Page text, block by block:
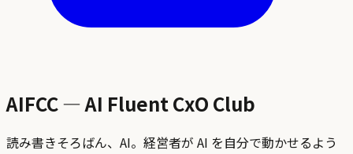
AIFCC — AI Fluent CxO Club
読み書きそろばん、AI。経営者が AI を自分で動かせるよう